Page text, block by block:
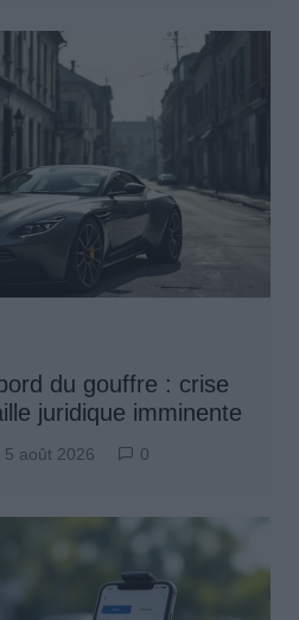
du gouffre : crise
juridique imminente
5 août 2026 0